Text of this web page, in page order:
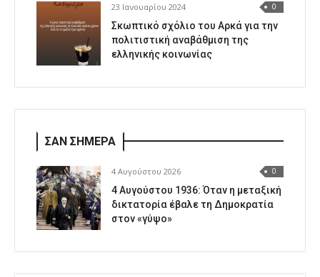
23 Ιανουαρίου 2024 0
Σκωπτικό σχόλιο του Αρκά για την
πολιτιστική αναβάθμιση της
ελληνικής κοινωνίας
ΣΑΝ ΣΗΜΕΡΑ
4 Αυγούστου 2026 0
4 Αυγούστου 1936: Όταν η μεταξική
δικτατορία έβαλε τη Δημοκρατία
στον «γύψο»